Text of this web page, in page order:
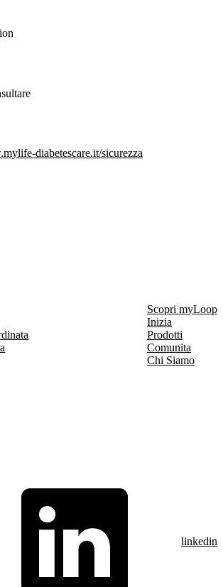
diabetescare.it/sicurezza
Scopri myLoop
Inizia
Prodotti
Comunita
Chi Siamo
linkedin